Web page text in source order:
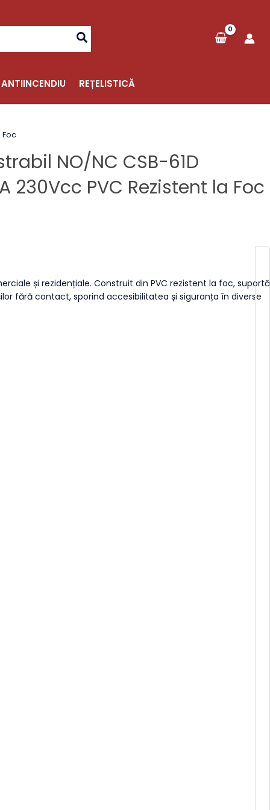
REȚELISTICĂ
Foc
NO/NC CSB-61D
230Vcc PVC Rezistent la Foc
și rezidențiale. Construit din PVC rezistent la foc, suportă
fără contact, sporind accesibilitatea și siguranța în diverse